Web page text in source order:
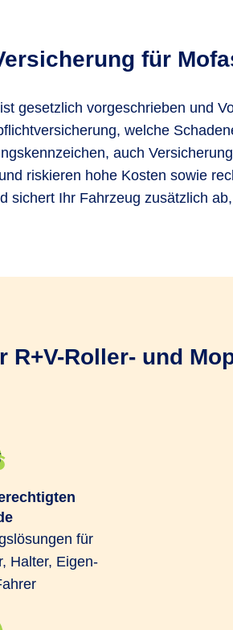
für
gesetzlich vorgeschrieben und
welche
auch
riskieren hohe Kosten sowie
sichert Ihr Fahrzeug zusätzlich
R+V-Roller- und
für
Halter, Eigen­